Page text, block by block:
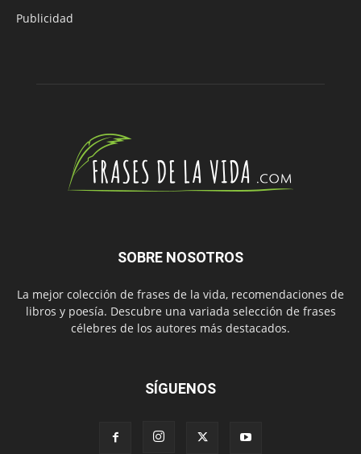
Publicidad
SOBRE NOSOTROS
La mejor colección de frases de la vida, recomendaciones de
libros y poesía. Descubre una variada selección de frases
célebres de los autores más destacados.
SÍGUENOS